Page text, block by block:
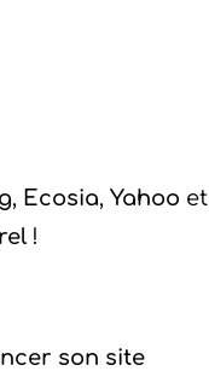
, Ecosia, Yahoo et
!
son site